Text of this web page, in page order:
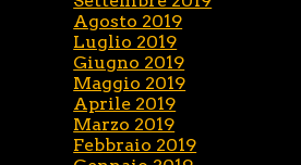
Agosto 2019
Luglio 2019
Giugno 2019
Maggio 2019
Aprile 2019
Marzo 2019
Febbraio 2019